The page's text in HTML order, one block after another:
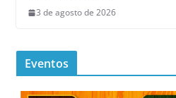
3 de agosto de 2026
Eventos